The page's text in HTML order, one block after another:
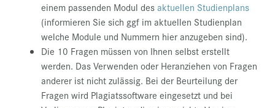
einem passenden Modul desaktuellen Studienplans
(informieren Sie sich ggf im aktuellen Studienplan
welche Module und Nummern hier anzugeben sind).
Die 10 Fragen müssen von Ihnen selbst erstellt
werden. Das Verwenden oder Heranziehen von Fragen
anderer ist nicht zulässig. Bei der Beurteilung der
Fragen wird Plagiatssoftware eingesetzt und bei